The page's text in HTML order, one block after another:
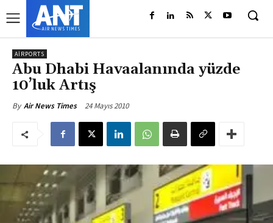
AIRPORTS
Abu Dhabi Havaalanında yüzde
10’luk Artış
By Air News Times 24 Mayıs 2010